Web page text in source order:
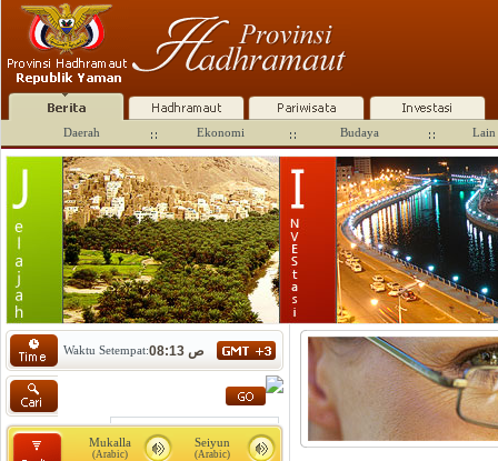
Daerah Ekonomi Budaya Lain
Waktu Setempat: 08:13 ص
Seiyun
(Arabic)
Mukalla
(Arabic)